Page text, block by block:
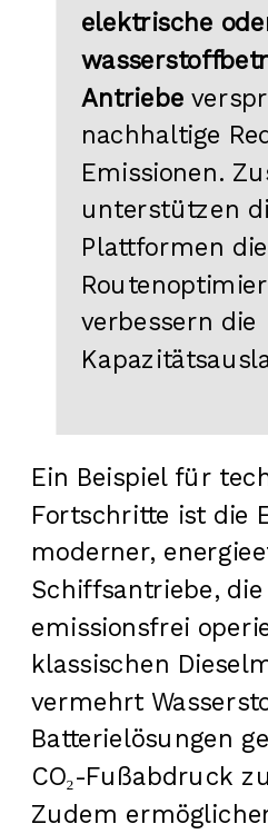
elektrische
Antriebe
nachhaltige
Emissionen.
unterstützen
Plattformen die
verbessern die
Ein Beispiel für
Fortschritte ist die
moderner,
Schiffsantriebe,
emissionsfrei
klassischen
vermehrt
Batterielösungen
CO₂-Fußabdruck
Zudem